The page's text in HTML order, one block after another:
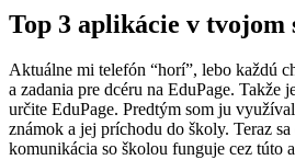
Top 3 aplikácie v tvojom
Aktuálne mi telefón “horí”, lebo každú
a zadania pre dcéru na EduPage. Takže
určite EduPage. Predtým som ju
známok a jej príchodu do školy. Teraz
komunikácia so školou funguje cez túto